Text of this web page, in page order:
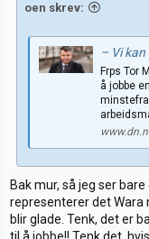
oen skrev:
– Vi kan ikke ha det
Frps Tor
å jobbe
Bak mur, så jeg ser
representerer det Wara
blir glade. Tenk, det er